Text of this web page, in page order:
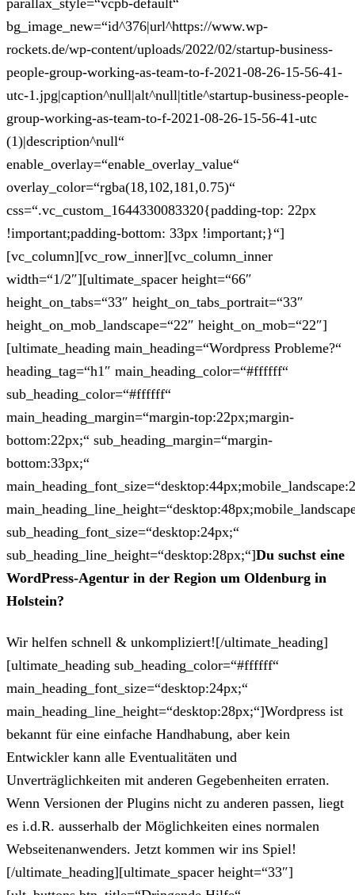
parallax_style=“vcpb-default“
bg_image_new=“id^376|url^https://www.wp-
rockets.de/wp-content/uploads/2022/02/startup-business-
people-group-working-as-team-to-f-2021-08-26-15-56-41-
utc-1.jpg|caption^null|alt^null|title^startup-business-people-
group-working-as-team-to-f-2021-08-26-15-56-41-utc
(1)|description^null“
enable_overlay=“enable_overlay_value“
overlay_color=“rgba(18,102,181,0.75)“
css=“.vc_custom_1644330083320{padding-top: 22px
!important;padding-bottom: 33px !important;}“]
[vc_column][vc_row_inner][vc_column_inner
width=“1/2″][ultimate_spacer height=“66″
height_on_tabs=“33″ height_on_tabs_portrait=“33″
height_on_mob_landscape=“22″ height_on_mob=“22″]
[ultimate_heading main_heading=“Wordpress Probleme?“
heading_tag=“h1″ main_heading_color=“#ffffff“
sub_heading_color=“#ffffff“
main_heading_margin=“margin-top:22px;margin-
bottom:22px;“ sub_heading_margin=“margin-
bottom:33px;“
sub_heading_font_size=“desktop:24px;“
sub_heading_line_height=“desktop:28px;“]Du suchst eine
WordPress-Agentur in der Region um Oldenburg in
Holstein?
Wir helfen schnell & unkompliziert![/ultimate_heading]
[ultimate_heading sub_heading_color=“#ffffff“
main_heading_font_size=“desktop:24px;“
main_heading_line_height=“desktop:28px;“]Wordpress ist
bekannt für eine einfache Handhabung, aber kein
Entwickler kann alle Eventualitäten und
Unverträglichkeiten mit anderen Gegebenheiten erraten.
Wenn Versionen der Plugins nicht zu anderen passen, liegt
es i.d.R. ausserhalb der Möglichkeiten eines normalen
Webseitenanwenders. Jetzt kommen wir ins Spiel!
[/ultimate_heading][ultimate_spacer height=“33″]